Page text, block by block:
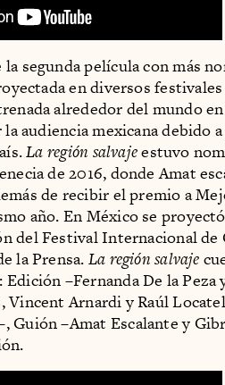
segunda película con más
en diversos
alrededor del mundo en
audiencia mexicana debido
La región salvajeestuvo
de 2016, donde Amat
de recibir el premio a
año. En México se
del Festival Internacional de
la Prensa. La región salvaje
–Fernanda De la Peza
Vincent Arnardi y Raúl
Guión –Amat Escalante y